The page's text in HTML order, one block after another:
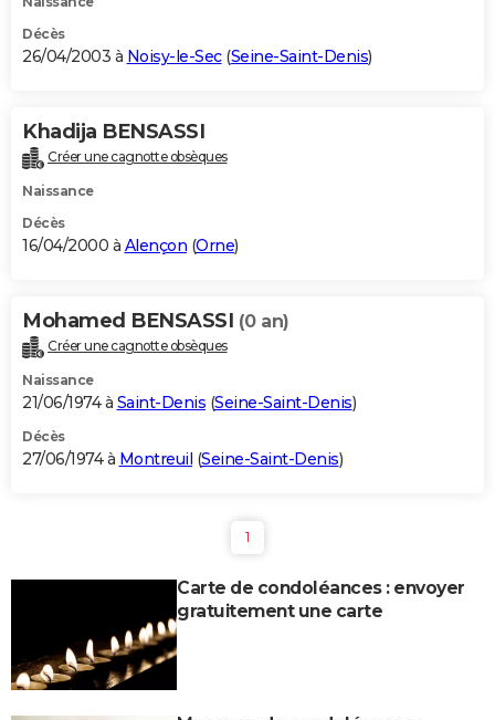
Décès
26/04/2003 à Noisy-le-Sec(Seine-Saint-Denis)
Khadija BENSASSI
Créer une cagnotte obsèques
Naissance
Décès
16/04/2000 à Alençon (Orne)
Mohamed BENSASSI (0 an)
Créer une cagnotte obsèques
Naissance
21/06/1974 à Saint-Denis (Seine-Saint-Denis)
Décès
27/06/1974 à Montreuil (Seine-Saint-Denis)
1
Carte de condoléances : envoyer
gratuitement une carte